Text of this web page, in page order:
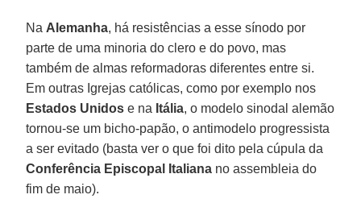
Na Alemanha, há resistências a esse sínodo por
parte de uma minoria do clero e do povo, mas
também de almas reformadoras diferentes entre si.
Em outras Igrejas católicas, como por exemplo nos
Estados Unidos e na Itália, o modelo sinodal alemão
tornou-se um bicho-papão, o antimodelo progressista
a ser evitado (basta ver o que foi dito pela cúpula da
Conferência Episcopal Italiana no assembleia do
fim de maio).